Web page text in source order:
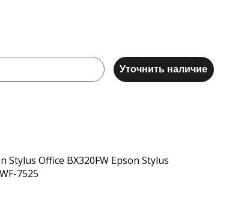
Уточнить наличие
Stylus Office BX320FW Epson Stylus
7525